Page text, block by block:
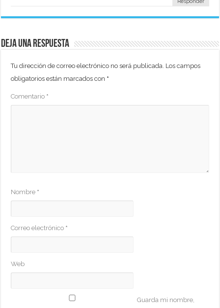
Deja una respuesta
Tu dirección de correo electrónico no será publicada. Los campos
obligatorios están marcados con *
Comentario *
Nombre *
Correo electrónico *
Web
Guarda mi nombre,